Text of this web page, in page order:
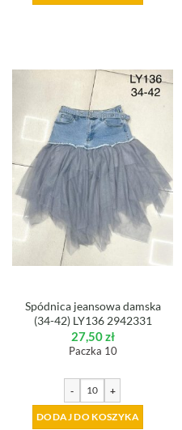
Spódnica jeansowa damska
(34-42) LY136 2942331
27,50zł
Paczka 10
- +
DODAJ DO KOSZYKA